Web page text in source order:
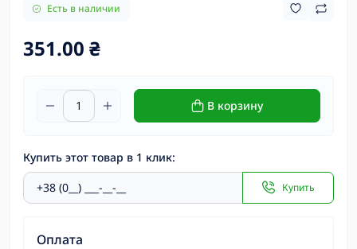
Есть в наличии
351.00 ₴
В корзину
Купить этот товар в 1 клик:
Купить
Оплата